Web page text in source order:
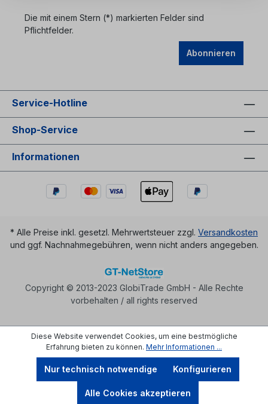
Die mit einem Stern (*) markierten Felder sind
Pflichtfelder.
Abonnieren
Service-Hotline
Shop-Service
Informationen
* Alle Preise inkl. gesetzl. Mehrwertsteuer zzgl. Versandkosten
und ggf. Nachnahmegebühren, wenn nicht anders angegeben.
Copyright © 2013-2023 GlobiTrade GmbH - Alle Rechte
vorbehalten / all rights reserved
Diese Website verwendet Cookies, um eine bestmögliche
Erfahrung bieten zu können. Mehr Informationen ...
Nur technisch notwendige Konfigurieren
Alle Cookies akzeptieren